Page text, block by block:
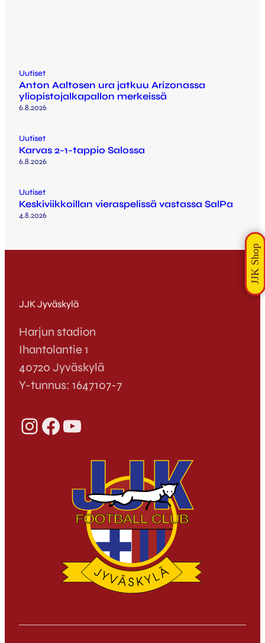
Uutiset
Anton Aaltosen ura jatkuu Arizonassa
yliopistojalkapallon merkeissä
6.8.2026
Uutiset
Karvas 2-1-tappio Salossa
6.8.2026
Uutiset
Keskiviikkoillan vieraspelissä vastassa SalPa
4.8.2026
JJK Jyväskylä
Harjun stadion
Ihantolantie 1
40720 Jyväskylä
Y-tunnus: 1647107-7
InstagramFacebook YouTube